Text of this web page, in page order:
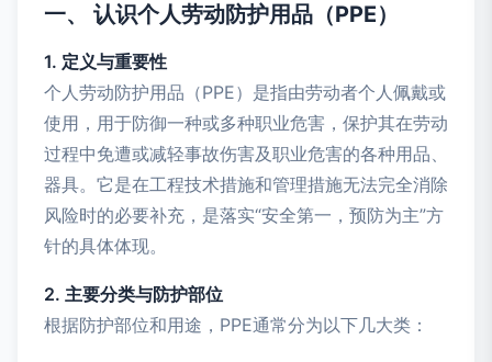
一、 认识个人劳动防护用品（PPE）
1. 定义与重要性
个人劳动防护用品（PPE）是指由劳动者个人佩戴或
使用，用于防御一种或多种职业危害，保护其在劳动
过程中免遭或减轻事故伤害及职业危害的各种用品、
器具。它是在工程技术措施和管理措施无法完全消除
风险时的必要补充，是落实“安全第一，预防为主”方
针的具体体现。
2. 主要分类与防护部位
根据防护部位和用途，PPE通常分为以下几大类：